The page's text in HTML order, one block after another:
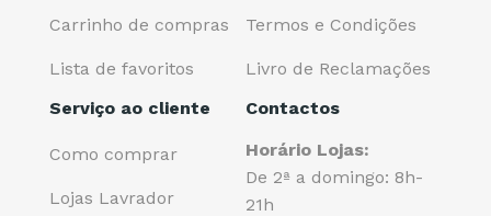
Carrinho de compras
Lista de favoritos
Termos e Condições
Livro de Reclamações
Serviço ao cliente
Como comprar
Lojas Lavrador
Contactos
Horário Lojas:
De 2ª a domingo: 8h-
21h